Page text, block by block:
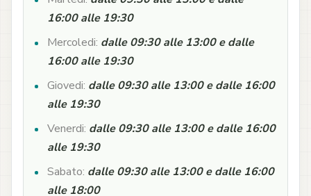
16:00 alle 19:30
Mercoledi: dalle 09:30 alle 13:00 e dalle
16:00 alle 19:30
Giovedi: dalle 09:30 alle 13:00 e dalle 16:00
alle 19:30
Venerdi: dalle 09:30 alle 13:00 e dalle 16:00
alle 19:30
Sabato: dalle 09:30 alle 13:00 e dalle 16:00
alle 18:00